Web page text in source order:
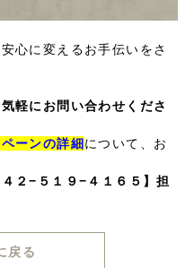
心に変えるお手伝いをさ
軽にお問い合わせくださ
ーンの詳細について、お
４２−５１９−４１６５】担
戻る